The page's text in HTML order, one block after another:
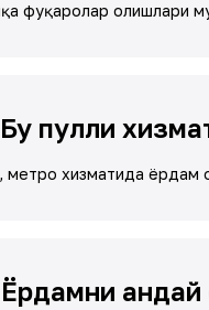
фуқаролар олишлари
Бу пулли
метро хизматида ёрдам
Ёрдамни